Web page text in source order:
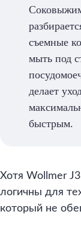
съемные
мыть под
делает
быстрым.
Хотя Wollmer
логичны для
который не